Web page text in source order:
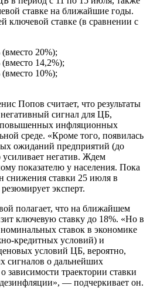
ставке на ближайшие годы.
ключевой ставке (в сравнении с
20%);
14,2%);
10%);
Попов считает, что результаты
негативный сигнал для ЦБ,
повышенных инфляционных
среде. «Кроме того, появилась
ожиданий предприятий (до
негатив. Ждем
показателю у населения. Пока
снижения ставки 25 июля в
эксперт.
полагает, что на ближайшем
ключевую ставку до 18%. «Но в
ставок в экономике
кредитных условий) и
условий ЦБ, вероятно,
сигналов о дальнейших
зависимости траектории ставки
— подчеркивает он.